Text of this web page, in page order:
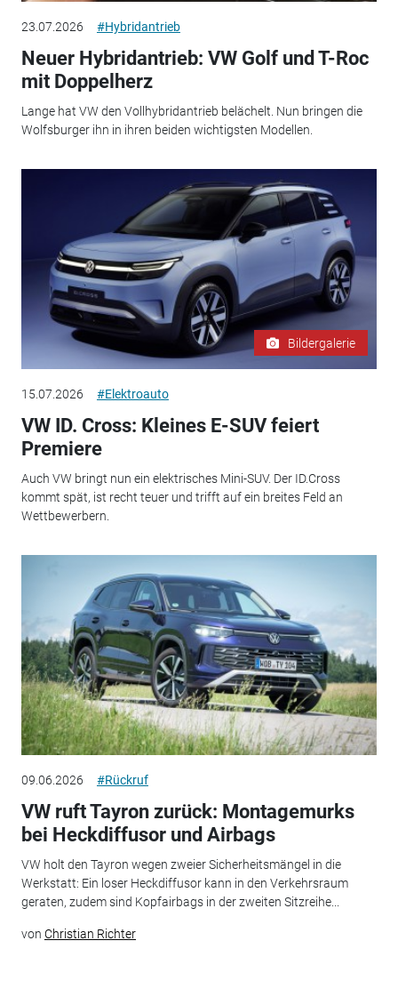
23.07.2026 #Hybridantrieb
Neuer Hybridantrieb: VW Golf und T-Roc
mit Doppelherz
Lange hat VW den Vollhybridantrieb belächelt. Nun bringen die
Wolfsburger ihn in ihren beiden wichtigsten Modellen.
Bildergalerie
15.07.2026 #Elektroauto
VW ID. Cross: Kleines E-SUV feiert
Premiere
Auch VW bringt nun ein elektrisches Mini-SUV. Der ID.Cross
kommt spät, ist recht teuer und trifft auf ein breites Feld an
Wettbewerbern.
09.06.2026 #Rückruf
VW ruft Tayron zurück: Montagemurks
bei Heckdiffusor und Airbags
VW holt den Tayron wegen zweier Sicherheitsmängel in die
Werkstatt: Ein loser Heckdiffusor kann in den Verkehrsraum
geraten, zudem sind Kopfairbags in der zweiten Sitzreihe...
von Christian Richter